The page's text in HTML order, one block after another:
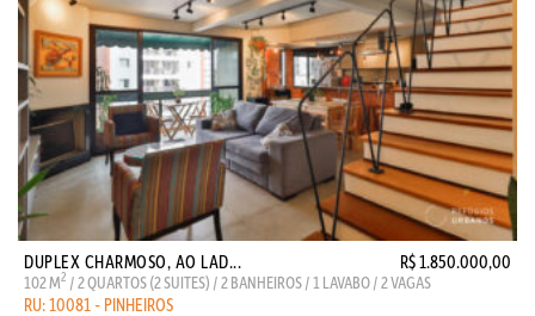
DUPLEX CHARMOSO, AO LAD... R$ 1.850.000,00
102 M2 / 2 QUARTOS (2 SUITES) / 2 BANHEIROS / 1 LAVABO / 2 VAGAS
RU: 10081 - PINHEIROS